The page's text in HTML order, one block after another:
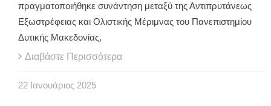
πραγματοποιήθηκε συνάντηση μεταξύ της Αντιπρυτάνεως
Εξωστρέφειας και Ολιστικής Μέριμνας του Πανεπιστημίου
Δυτικής Μακεδονίας,
Διαβάστε Περισσότερα
22 Ιανουάριος 2025